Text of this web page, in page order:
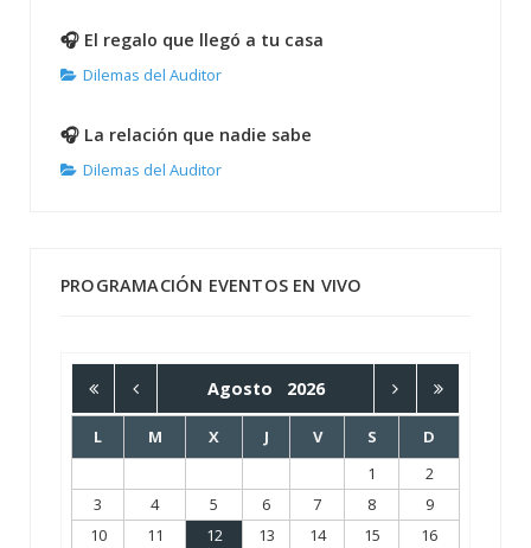
🎧 El regalo que llegó a tu casa
Dilemas del Auditor
🎧 La relación que nadie sabe
Dilemas del Auditor
PROGRAMACIÓN EVENTOS EN VIVO
Agosto 2026
L M X J V S
D
1
2
3
4 5 6 7 8
9
10
11 12 13 14 15
16